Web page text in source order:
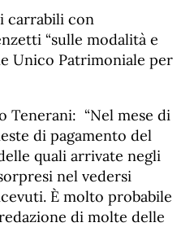
carrabili con
“sulle modalità e
Unico Patrimoniale per
Tenerani: “Nel mese di
di pagamento del
quali arrivate negli
nel vedersi
È molto probabile
di molte delle